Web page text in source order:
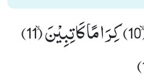
وَ اِنَّ عَلَیْكُمْ لَحٰفِظِیْنَۙ (10) كِرَامًا كَاتِبِیْنَۙ (11)